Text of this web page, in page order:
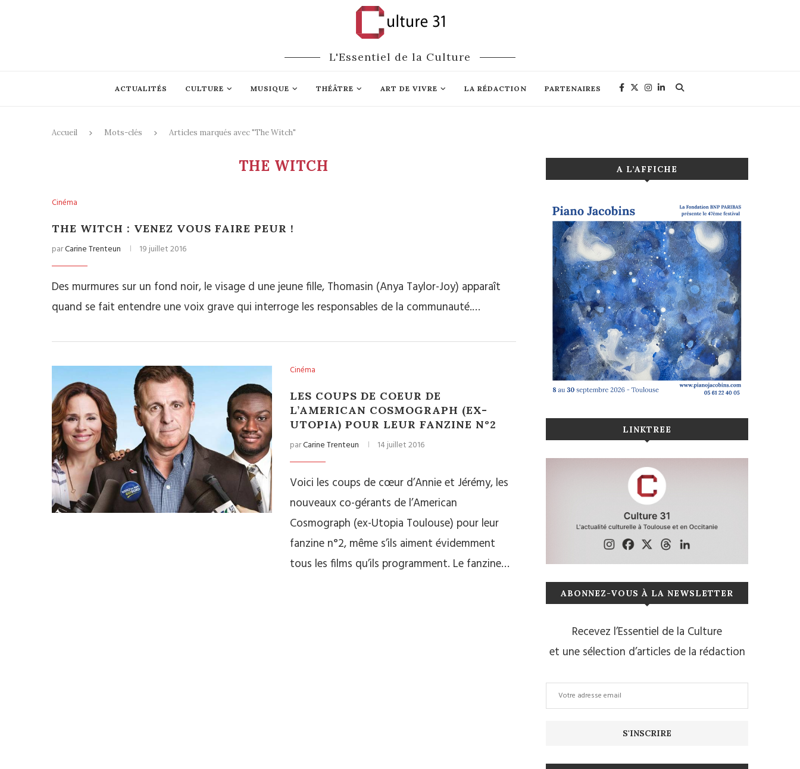
L'Essentiel de la Culture
ACTUALITÉS CULTURE MUSIQUE THÉÂTRE ART DE VIVRE LA RÉDACTION PARTENAIRES
Accueil Mots-clés Articles marqués avec "The Witch"
THE WITCH
Cinéma
THE WITCH : VENEZ VOUS FAIRE PEUR !
parCarine Trenteun 19 juillet 2016
Des murmures sur un fond noir, le visage d une jeune fille, Thomasin (Anya Taylor-Joy) apparaît
quand se fait entendre une voix grave qui interroge les responsables de la communauté.…
Cinéma
LES COUPS DE COEUR DE
L’AMERICAN COSMOGRAPH (EX-
UTOPIA) POUR LEUR FANZINE N°2
parCarine Trenteun 14 juillet 2016
Voici les coups de cœur d’Annie et Jérémy, les
nouveaux co-gérants de l’American
Cosmograph (ex-Utopia Toulouse) pour leur
fanzine n°2, même s’ils aiment évidemment
tous les films qu’ils programment. Le fanzine…
A L’AFFICHE
LINKTREE
ABONNEZ-VOUS À LA NEWSLETTER
Recevez l’Essentiel de la Culture
et une sélection d’articles de la rédaction